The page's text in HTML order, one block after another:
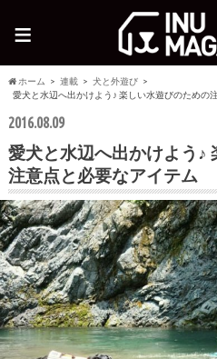
≡
ホーム 連載
犬と外遊び
愛犬と水辺へ出かけよう♪ 楽しい水遊びのための
2016.08.09
愛犬と水辺へ出かけよう♪
注意点と必要なアイテム